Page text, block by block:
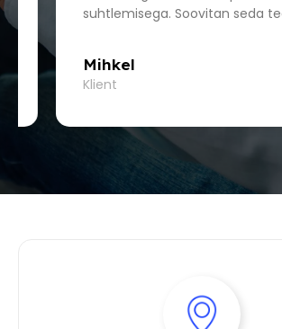
suhtlemisega. Soovitan seda
Mihkel
Klient